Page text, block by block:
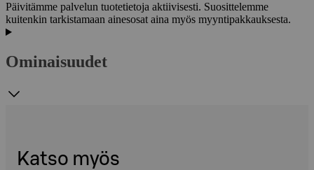
Päivitämme palvelun tuotetietoja aktiivisesti. Suosittelemme
kuitenkin tarkistamaan ainesosat aina myös myyntipakkauksesta.
Ominaisuudet
Katso myös